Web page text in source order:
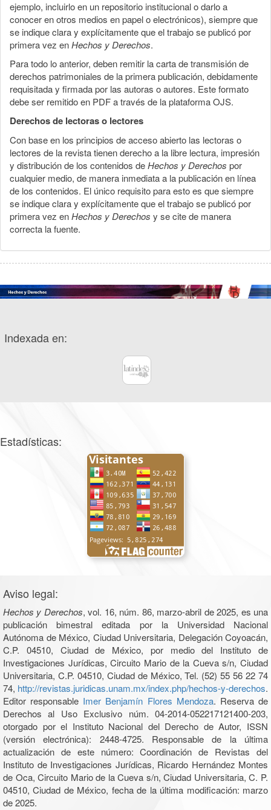
ejemplo, incluirlo en un repositorio institucional o darlo a
conocer en otros medios en papel o electrónicos), siempre que
se indique clara y explícitamente que el trabajo se publicó por
primera vez enHechos y Derechos.
Para todo lo anterior, deben remitir la carta de transmisión de
derechos patrimoniales de la primera publicación, debidamente
requisitada y firmada por las autoras o autores. Este formato
debe ser remitido en PDF a través de la plataforma OJS.
Derechos de lectoras o lectores
Con base en los principios de acceso abierto las lectoras o
lectores de la revista tienen derecho a la libre lectura, impresión
y distribución de los contenidos deHechos y Derechos por
cualquier medio, de manera inmediata a la publicación en línea
de los contenidos. El único requisito para esto es que siempre
se indique clara y explícitamente que el trabajo se publicó por
primera vez enHechos y Derechos y se cite de manera
correcta la fuente.
Indexada en:
Estadísticas:
Aviso legal:
Hechos y Derechos, vol. 16, núm. 86, marzo-abril de 2025, es una
publicación bimestral editada por la Universidad Nacional
Autónoma de México, Ciudad Universitaria, Delegación Coyoacán,
C.P. 04510, Ciudad de México, por medio del Instituto de
Investigaciones Jurídicas, Circuito Mario de la Cueva s/n, Ciudad
Universitaria, C.P. 04510, Ciudad de México, Tel. (52) 55 56 22 74
74, http://revistas.juridicas.unam.mx/index.php/hechos-y-derechos.
Editor responsable Imer Benjamín Flores Mendoza. Reserva de
Derechos al Uso Exclusivo núm. 04-2014-052217121400-203,
otorgado por el Instituto Nacional del Derecho de Autor, ISSN
(versión electrónica): 2448-4725. Responsable de la última
actualización de este número: Coordinación de Revistas del
Instituto de Investigaciones Jurídicas, Ricardo Hernández Montes
de Oca, Circuito Mario de la Cueva s/n, Ciudad Universitaria, C. P.
04510, Ciudad de México, fecha de la última modificación: marzo
de 2025.